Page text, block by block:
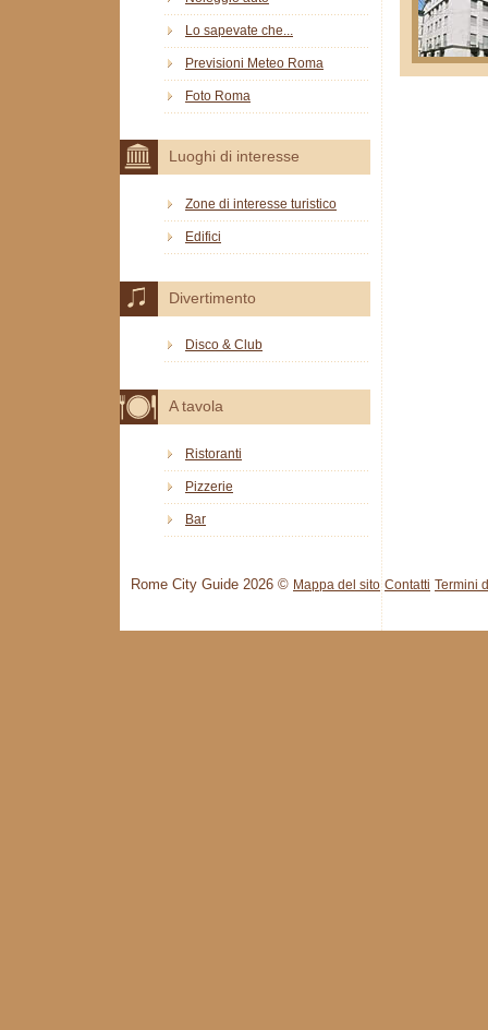
Lo sapevate che...
Previsioni Meteo Roma
Foto Roma
Luoghi di interesse
Zone di interesse turistico
Edifici
Divertimento
Disco & Club
A tavola
Ristoranti
Pizzerie
Bar
Rome City Guide 2026 © Mappa del sito Contatti Termini